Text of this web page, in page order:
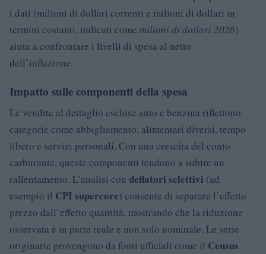
i dati (milioni di dollari correnti e milioni di dollari in
termini costanti, indicati come milioni di dollari 2026)
aiuta a confrontare i livelli di spesa al netto
dell’inflazione.
Impatto sulle componenti della spesa
Le vendite al dettaglio escluse auto e benzina riflettono
categorie come abbigliamento, alimentari diversi, tempo
libero e servizi personali. Con una crescita del conto
carburante, queste componenti tendono a subire un
rallentamento. L’analisi con deflatori selettivi (ad
esempio il CPI supercore) consente di separare l’effetto
prezzo dall’effetto quantità, mostrando che la riduzione
osservata è in parte reale e non solo nominale. Le serie
originarie provengono da fonti ufficiali come il Census